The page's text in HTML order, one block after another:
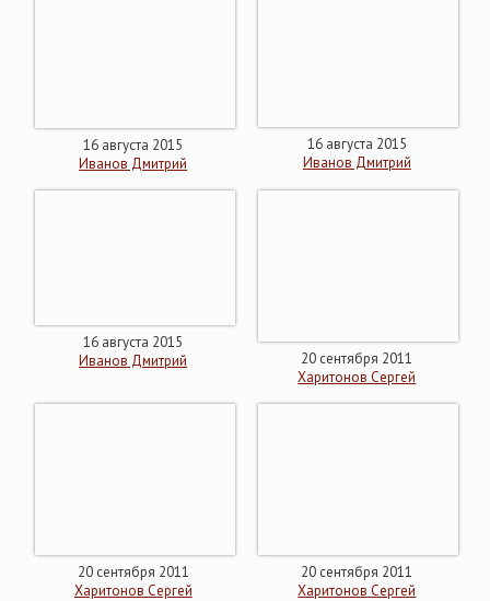
16 августа 2015
Иванов Дмитрий
16 августа 2015
Иванов Дмитрий
16 августа 2015
Иванов Дмитрий
20 сентября 2011
Харитонов Сергей
20 сентября 2011
Харитонов Сергей
20 сентября 2011
Харитонов Сергей